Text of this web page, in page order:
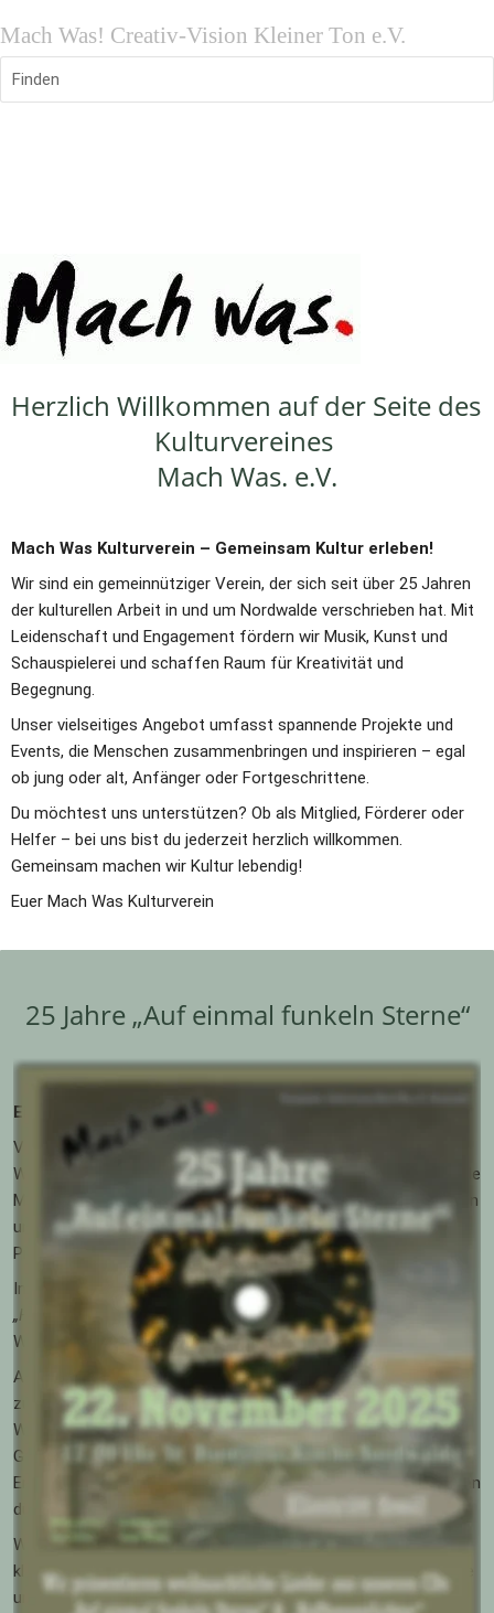
Mach Was! Creativ-Vision Kleiner Ton e.V.
Finden
Herzlich Willkommen auf der Seite des
Kulturvereines
Mach Was. e.V.
Mach Was Kulturverein – Gemeinsam Kultur erleben!
Wir sind ein gemeinnütziger Verein, der sich seit über 25 Jahren
der kulturellen Arbeit in und um Nordwalde verschrieben hat. Mit
Leidenschaft und Engagement fördern wir Musik, Kunst und
Schauspielerei und schaffen Raum für Kreativität und
Begegnung.
Unser vielseitiges Angebot umfasst spannende Projekte und
Events, die Menschen zusammenbringen und inspirieren – egal
ob jung oder alt, Anfänger oder Fortgeschrittene.
Du möchtest uns unterstützen? Ob als Mitglied, Förderer oder
Helfer – bei uns bist du jederzeit herzlich willkommen.
Gemeinsam machen wir Kultur lebendig!
Euer Mach Was Kulturverein
25 Jahre „Auf einmal funkeln Sterne“
Ein Abend des Wiederhörens und Wiedersehens
Vor 25 Jahren hat der Kulturverein Mach Was e.V. die
Weihnachts-CD
„Auf einmal funkeln Sterne“ veröffentlicht. Viele
Menschen aus unserer Region wirkten damals mit: Musikerinnen
und Musiker, Chöre, Solisten und Sprecher – eine gemeinsame
Produktion voller Herz, Klang und Gemeinschaft.
„Hoffnungslichter“ . Auch sie trägt die Idee weiter, durch Musik
Wärme, Nähe und Freude zu teilen.
Am
22. November 2025
bringen wir diese beiden Klangwelten
zusammen.
Wir laden alle Mitwirkenden von früher und heute sowie alle
Gäste herzlich ein zu einem besonderen Abend, an dem
Erinnerungen lebendig werden und neue Begegnungen entstehen
dürfen.
Wir präsentieren Werke aus beiden CDs:
klare Stimmen, vertraute Melodien, neue Stücke, ruhige Impulse
und Momente der Stille.